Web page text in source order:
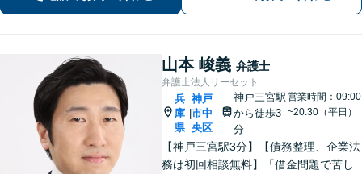
山本 峻義 弁護士
弁護士法人リーセット
兵
庫
県
神戸
市中
央区
神戸三宮駅
から徒歩3
分
営業時間：09:00
~20:30（平日）
【神戸三宮駅3分】【債務整理、企業法
務は初回相談無料】「借金問題で苦し